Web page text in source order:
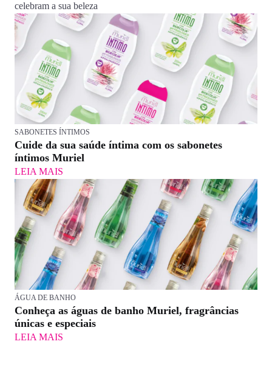
celebram a sua beleza
SABONETES ÍNTIMOS
Cuide da sua saúde íntima com os sabonetes
íntimos Muriel
LEIA MAIS
ÁGUA DE BANHO
Conheça as águas de banho Muriel, fragrâncias
únicas e especiais
LEIA MAIS